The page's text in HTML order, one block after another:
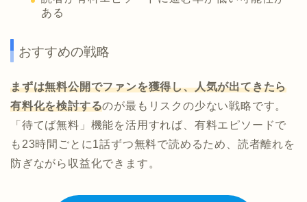
ある
おすすめの戦略
まずは無料公開でファンを獲得し、人気が出てきたら
有料化を検討するのが最もリスクの少ない戦略です。
「待てば無料」機能を活用すれば、有料エピソードで
も23時間ごとに1話ずつ無料で読めるため、読者離れを
防ぎながら収益化できます。